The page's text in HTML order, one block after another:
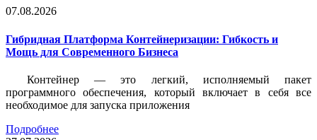
07.08.2026
Гибридная Платформа Контейнеризации: Гибкость и
Мощь для Современного Бизнеса
Контейнер — это легкий, исполняемый пакет
программного обеспечения, который включает в себя все
необходимое для запуска приложения
Подробнее